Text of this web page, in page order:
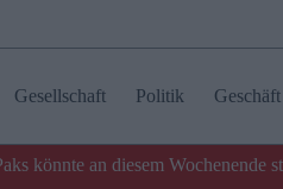
Gesellschaft Politik Geschäft
könnte an diesem Wochenende